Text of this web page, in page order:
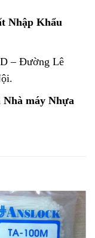
Nhập Khẩu
– Đường Lê
Nhà máy Nhựa